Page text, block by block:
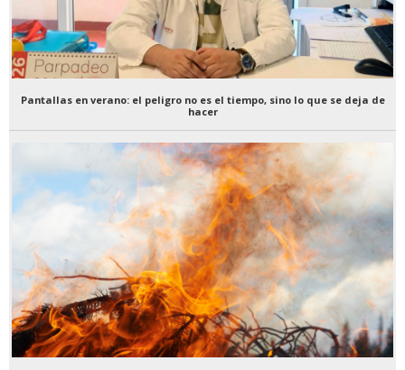
Pantallas en verano: el peligro no es el tiempo, sino lo que se deja de
hacer